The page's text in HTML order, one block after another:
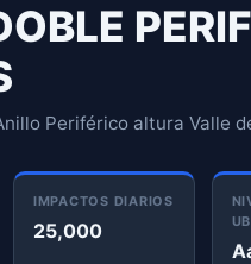
Periférico altura Valle
IMPACTOS DIARIOS
25,000